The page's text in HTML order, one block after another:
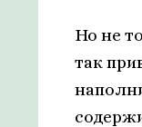
Но не
так